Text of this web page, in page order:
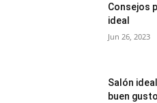
Consejos
ideal
Jun 26, 2023
Salón
buen